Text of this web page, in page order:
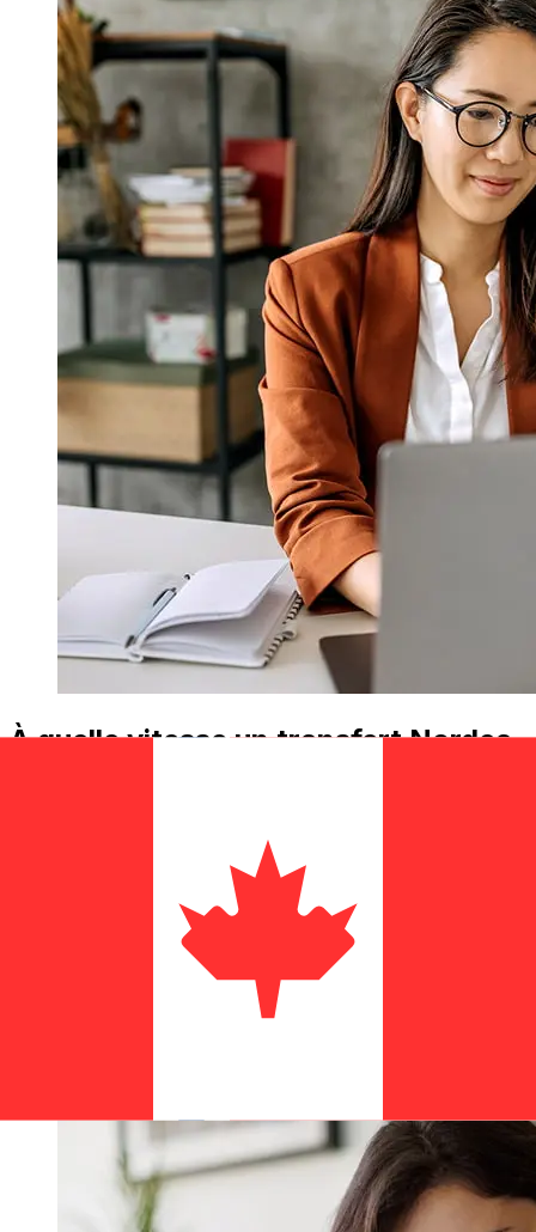
À quelle vitesse un transfert Nordea
avec Nordea Norway de Norvège à Canada varient
selon le mode de paiement et le moment de la
transaction. En général, les virements bancaires
internationaux prennent de 1 à 5 jours ouvrables. Des
facteurs tels que les jours fériés bancaires et les
contrôles de sécurité peuvent également influencer la
livraison. Vérifiez les délais de Nordea Bank Abp, Filial i
Norgepour éviter les retards.